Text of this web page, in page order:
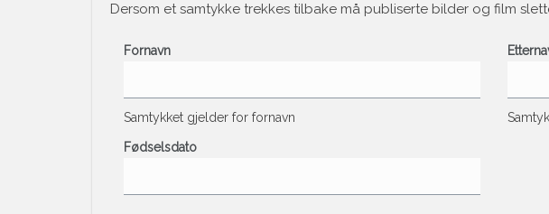
Dersom et samtykke trekkes tilbake må publiserte bilder og film
Fornavn
Samtykket gjelder for fornavn
Fødselsdato